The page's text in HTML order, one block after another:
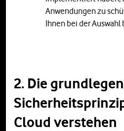
Anwendungen zu
Ihnen bei der Auswahl
2. Die
Cloud verstehen